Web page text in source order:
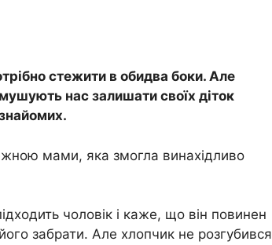
стежити в обидва боки. Але
нас залишати своїх діток
мами, яка змогла винахідливо
чоловік і каже, що він повинен
забрати. Але хлопчик не розгубився